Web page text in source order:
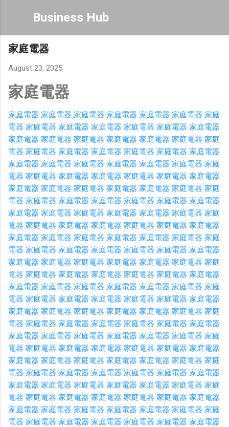
Skip to main content
Business Hub
家庭電器
August 23, 2025
家庭電器
家庭電器 家庭電器 家庭電器 家庭電器 家庭電器 家庭電器 家庭
電器 家庭電器 家庭電器 家庭電器 家庭電器 家庭電器 家庭電器
家庭電器 家庭電器 家庭電器 家庭電器 家庭電器 家庭電器 家庭
電器 家庭電器 家庭電器 家庭電器 家庭電器 家庭電器 家庭電器
家庭電器 家庭電器 家庭電器 家庭電器 家庭電器 家庭電器 家庭
電器 家庭電器 家庭電器 家庭電器 家庭電器 家庭電器 家庭電器
家庭電器 家庭電器 家庭電器 家庭電器 家庭電器 家庭電器 家庭
電器 家庭電器 家庭電器 家庭電器 家庭電器 家庭電器 家庭電器
家庭電器 家庭電器 家庭電器 家庭電器 家庭電器 家庭電器 家庭
電器 家庭電器 家庭電器 家庭電器 家庭電器 家庭電器 家庭電器
家庭電器 家庭電器 家庭電器 家庭電器 家庭電器 家庭電器 家庭
電器 家庭電器 家庭電器 家庭電器 家庭電器 家庭電器 家庭電器
家庭電器 家庭電器 家庭電器 家庭電器 家庭電器 家庭電器 家庭
電器 家庭電器 家庭電器 家庭電器 家庭電器 家庭電器 家庭電器
家庭電器 家庭電器 家庭電器 家庭電器 家庭電器 家庭電器 家庭
電器 家庭電器 家庭電器 家庭電器 家庭電器 家庭電器 家庭電器
家庭電器 家庭電器 家庭電器 家庭電器 家庭電器 家庭電器 家庭
電器 家庭電器 家庭電器 家庭電器 家庭電器 家庭電器 家庭電器
家庭電器 家庭電器 家庭電器 家庭電器 家庭電器 家庭電器 家庭
電器 家庭電器 家庭電器 家庭電器 家庭電器 家庭電器 家庭電器
家庭電器 家庭電器 家庭電器 家庭電器 家庭電器 家庭電器 家庭
電器 家庭電器 家庭電器 家庭電器 家庭電器 家庭電器 家庭電器
家庭電器 家庭電器 家庭電器 家庭電器 家庭電器 家庭電器 家庭
電器 家庭電器 家庭電器 家庭電器 家庭電器 家庭電器 家庭電器
家庭電器 家庭電器 家庭電器 家庭電器 家庭電器 家庭電器 家庭
電器 家庭電器 家庭電器 家庭電器 家庭電器 家庭電器 家庭電器